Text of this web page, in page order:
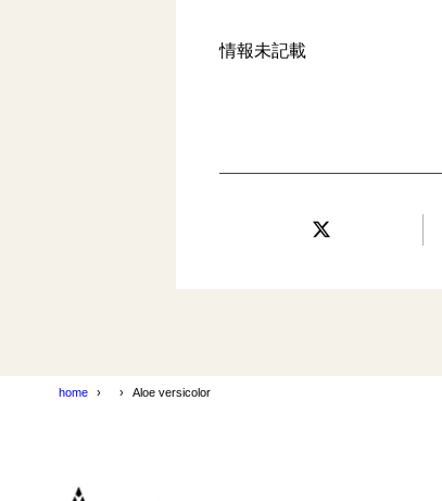
情報未記載
home Aloe versicolor